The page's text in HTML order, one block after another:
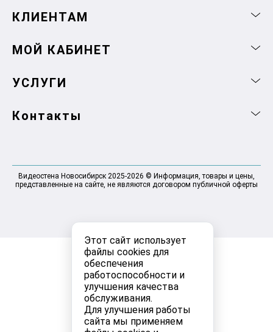
Этот сайт использует
файлы cookies для
обеспечения
работоспособности и
улучшения качества
обслуживания.
Для улучшения работы
сайта мы применяем
КЛИЕНТАМ
МОЙ КАБИНЕТ
УСЛУГИ
Контакты
Видеостена Новосибирск 2025-2026 © Информация, товары и цены,
представленные на сайте, не являются договором публичной оферты